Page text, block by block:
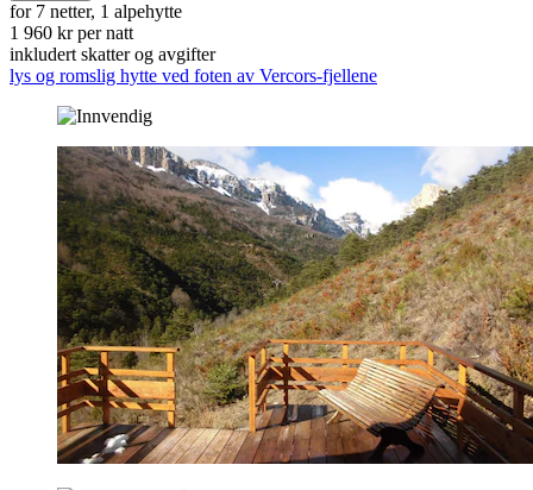
for 7 netter, 1 alpehytte
1 960 kr per natt
inkludert skatter og avgifter
lys og romslig hytte ved foten av Vercors-fjellene